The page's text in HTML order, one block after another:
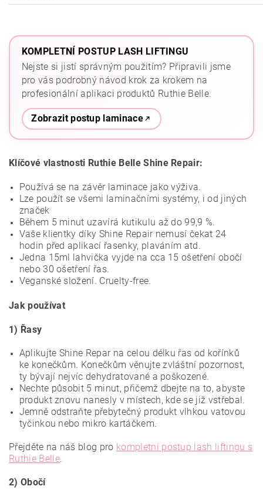
KOMPLETNÍ POSTUP LASH LIFTINGU
Nejste si jistí správným použitím? Připravili jsme
pro vás podrobný návod krok za krokem na
profesionální aplikaci produktů Ruthie Belle.
Zobrazit postup laminace
Klíčové vlastnosti Ruthie Belle Shine Repair:
Používá se na závěr laminace jako výživa.
Lze použít se všemi laminačními systémy, i od jiných
značek
Během 5 minut uzavírá kutikulu až do 99,9 %.
Vaše klientky díky Shine Repair nemusí čekat 24
hodin před aplikací řasenky, plaváním atd.
Jedna 15ml lahvička vyjde na cca 15 ošetření obočí
nebo 30 ošetření řas.
Veganské složení. Cruelty-free.
Jak používat
1) Řasy
Aplikujte Shine Repar na celou délku řas od kořínků
ke konečkům. Konečkům věnujte zvláštní pozornost,
ty bývají nejvíc dehydratované a poškozené.
Nechte působit 5 minut, přičemž dbejte na to, abyste
produkt znovu nanesly v místech, kde se již vstřebal.
Jemně odstraňte přebytečný produkt vlhkou vatovou
tyčinkou nebo mikro kartáčkem.
Přejděte na náš blog pro kompletní postup lash liftingu s
Ruthie Belle.
2) Obočí